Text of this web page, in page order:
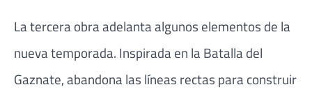
La tercera obra adelanta algunos elementos de la
nueva temporada. Inspirada en la Batalla del
Gaznate, abandona las líneas rectas para construir